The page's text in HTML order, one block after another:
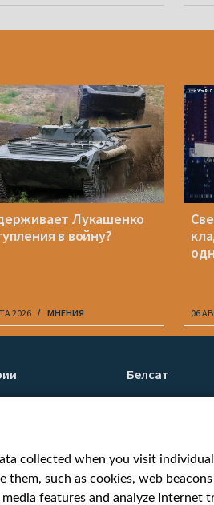
Лукашенко
в войну?
2026 МНЕНИЯ 06
Белсат
О нас
Ценности
Как нас
collected when you visit
such as cookies, web
features and analyze Internet